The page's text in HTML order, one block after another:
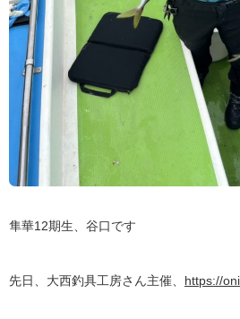
隼華12期生、谷口です
先日、大西釣具工房さん主催、 https://